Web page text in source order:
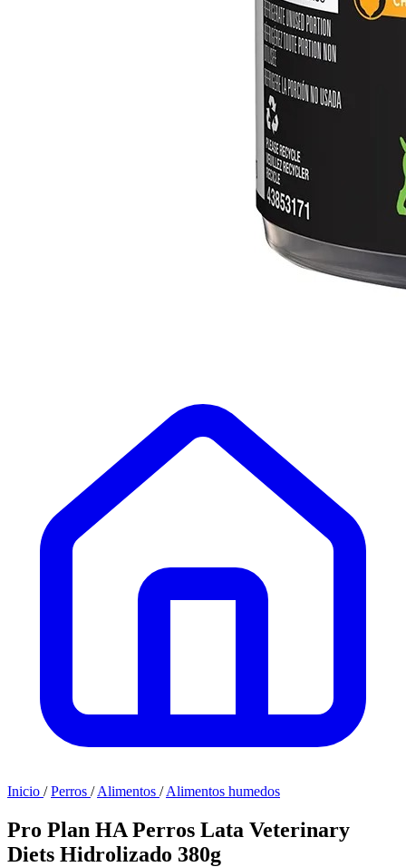
Inicio / Perros / Alimentos / Alimentos humedos
Pro Plan HA Perros Lata Veterinary
Diets Hidrolizado 380g